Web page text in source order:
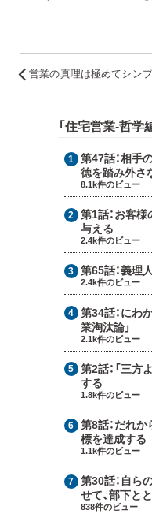
営業の真理は極めてシン
「住宅営業-哲学
第47話：相手
徳を踏み外さ
8.1k件のビュー
第1話：お客様
与える
2.4k件のビュー
第65話：義理
2.4k件のビュー
第34話：にわ
業淘汰論」
2.1k件のビュー
第2話： 「三方
する
1.8k件のビュー
第8話：だれか
標を達成する
1.1k件のビュー
第30話： 自ら
せて、部下と
838件のビュー